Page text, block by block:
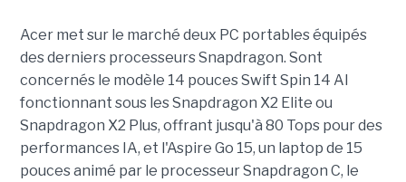
Acer met sur le marché deux PC portables équipés
des derniers processeurs Snapdragon. Sont
concernés le modèle 14 pouces Swift Spin 14 AI
fonctionnant sous les Snapdragon X2 Elite ou
Snapdragon X2 Plus, offrant jusqu'à 80 Tops pour des
performances IA, et l'Aspire Go 15, un laptop de 15
pouces animé par le processeur Snapdragon C, le